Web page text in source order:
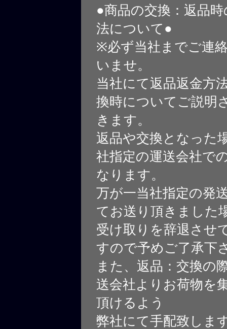
●商品の交換：返品
法について●
※必ず当社までご連
いませ。
当社にて返品返金方
換時についてご説明
きます。
返品や交換となった
社指定の運送会社で
なります。
万が一当社指定の発
てお送り頂きました
受け取りを辞退させ
すので予めご了承下
また、返品：交換の
送会社よりお荷物を
頂けるよう
弊社にて手配致しま